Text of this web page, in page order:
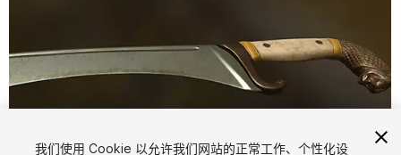
我们使用 Cookie 以允许我们网站的正常工作、个性化设